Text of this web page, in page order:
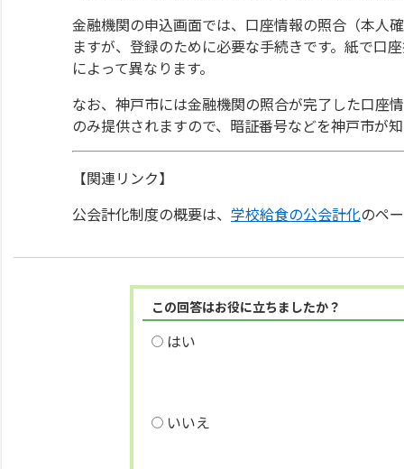
金融機関の申込画面では、口座情報の照合（本人
ますが、登録のために必要な手続きです。紙で口
によって異なります。
なお、神戸市には金融機関の照合が完了した口座
のみ提供されますので、暗証番号などを神戸市が
【関連リンク】
公会計化制度の概要は、 学校給食の公会計化のペ
この回答はお役に立ちましたか？
はい
いいえ